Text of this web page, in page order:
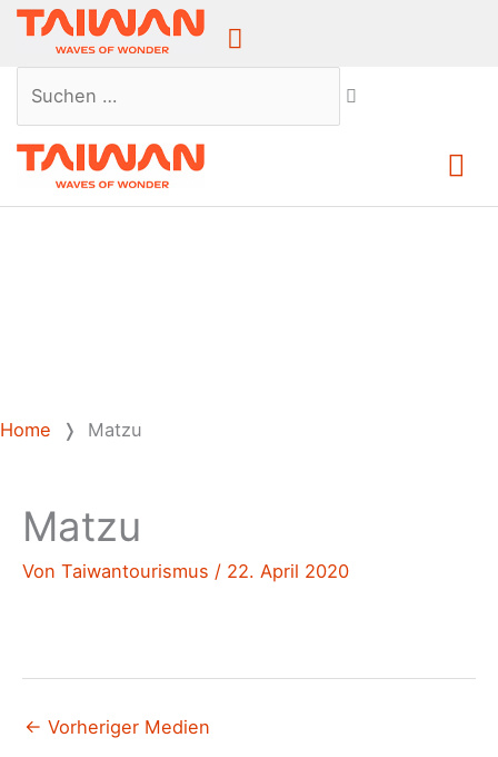
Above
Suchen …
Home ❭ Matzu
Matzu
Von Taiwantourismus / 22. April 2020
← Vorheriger Medien